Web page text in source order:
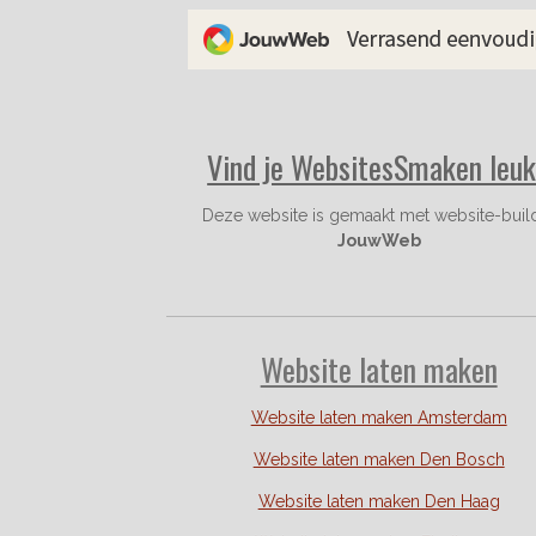
o
r
e
Vind je WebsitesSmaken
Deze website is gemaakt met website-
JouwWeb
Website laten maken
Website laten maken Amsterdam
Website laten maken Den Bosch
Website laten maken Den Haag